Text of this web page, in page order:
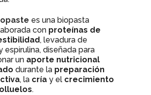
es una biopasta
con proteínas de
, levadura de
espirulina, diseñada para
un aporte nutricional
durante la preparación
, la cría y el crecimiento
.